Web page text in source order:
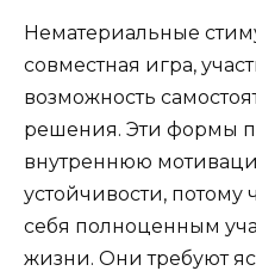
Нематериальные
совместная игра,
возможность
решения. Эти формы
внутреннюю
устойчивости, потому
себя полноценным
жизни. Они требуют